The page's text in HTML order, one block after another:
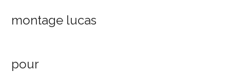
montage lucas
pour